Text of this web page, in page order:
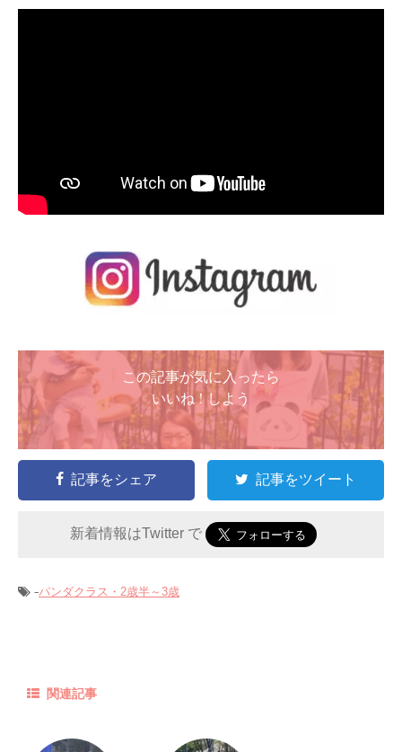
この記事が気に入ったら
いいね ! しよう
記事をシェア 記事をツイート
新着情報はTwitter で
-パンダクラス・2歳半～3歳
関連記事